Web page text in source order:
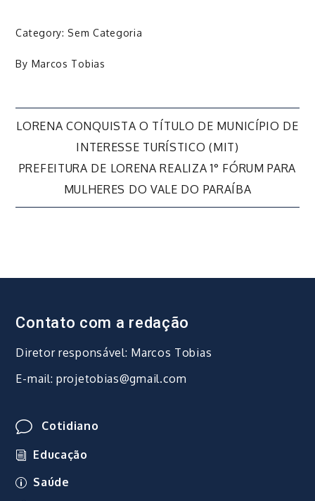
Category: Sem Categoria
By Marcos Tobias
Navegação
de
Post
LORENA CONQUISTA O TÍTULO DE MUNICÍPIO DE
INTERESSE TURÍSTICO (MIT)
PREFEITURA DE LORENA REALIZA 1° FÓRUM PARA
MULHERES DO VALE DO PARAÍBA
Contato com a redação
Diretor responsável: Marcos Tobias
E-mail: projetobias@gmail.com
Cotidiano
Educação
Saúde